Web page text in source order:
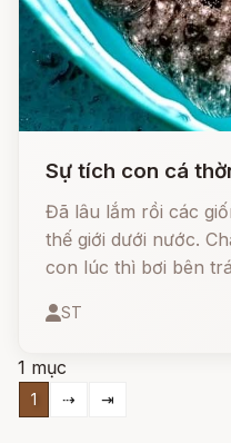
Sự tích con cá
Đã lâu lắm rồi các
thế giới dưới nước.
con lúc thì bơi bên
ngang hoặc đứng
ST
1 mục
1 ⇢ ⇥